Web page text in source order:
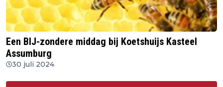
Een BIJ-zondere middag bij Koetshuijs Kasteel
Assumburg
30 juli 2024